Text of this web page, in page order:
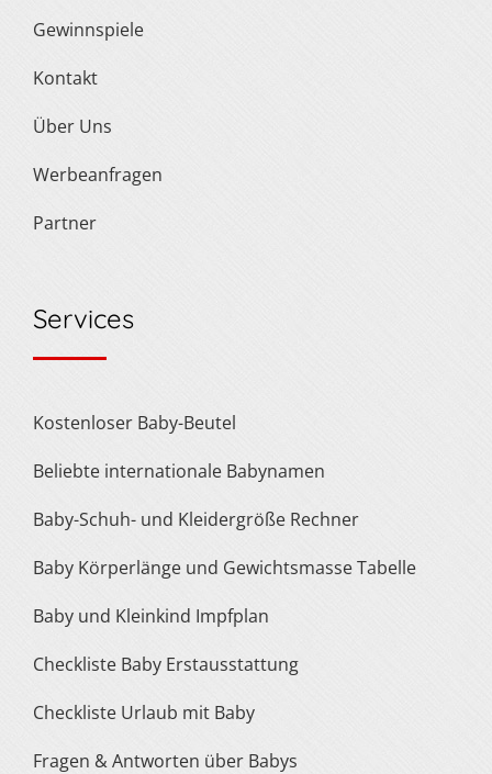
Gewinnspiele
Kontakt
Über Uns
Werbeanfragen
Partner
Services
Kostenloser Baby-Beutel
Beliebte internationale Babynamen
Baby-Schuh- und Kleidergröße Rechner
Baby Körperlänge und Gewichtsmasse Tabelle
Baby und Kleinkind Impfplan
Checkliste Baby Erstausstattung
Checkliste Urlaub mit Baby
Fragen & Antworten über Babys